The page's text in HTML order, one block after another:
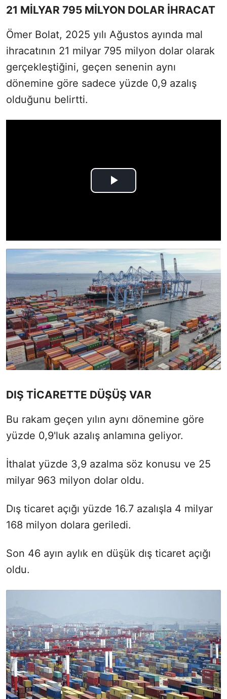
21 MİLYAR 795 MİLYON DOLAR İHRACAT
Ömer Bolat, 2025 yılı Ağustos ayında mal
ihracatının 21 milyar 795 milyon dolar olarak
gerçekleştiğini, geçen senenin aynı
dönemine göre sadece yüzde 0,9 azalış
olduğunu belirtti.
DIŞ TİCARETTE DÜŞÜŞ VAR
Bu rakam geçen yılın aynı dönemine göre
yüzde 0,9'luk azalış anlamına geliyor.
İthalat yüzde 3,9 azalma söz konusu ve 25
milyar 963 milyon dolar oldu.
Dış ticaret açığı yüzde 16.7 azalışla 4 milyar
168 milyon dolara geriledi.
Son 46 ayın aylık en düşük dış ticaret açığı
oldu.